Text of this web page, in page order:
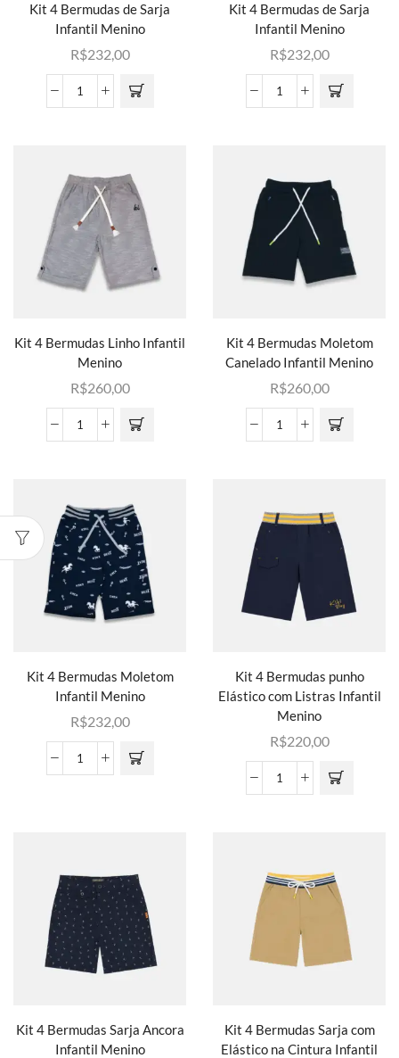
Kit 4 Bermudas de Sarja
Infantil Menino
R$232,00
Kit 4 Bermudas de Sarja
Infantil Menino
R$232,00
Kit 4 Bermudas Linho Infantil
Menino
R$260,00
Kit 4 Bermudas Moletom
Canelado Infantil Menino
R$260,00
Kit 4 Bermudas Moletom
Infantil Menino
R$232,00
Kit 4 Bermudas punho
Elástico com Listras Infantil
Menino
R$220,00
Kit 4 Bermudas Sarja Ancora
Infantil Menino
Kit 4 Bermudas Sarja com
Elástico na Cintura Infantil